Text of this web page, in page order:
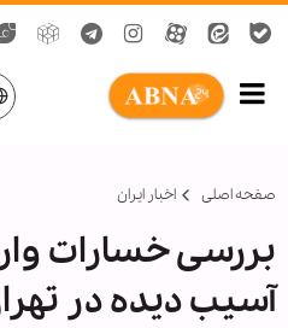
صفحه اصلی اخبار ایران
بررسی خسارات
آسیب دیده در